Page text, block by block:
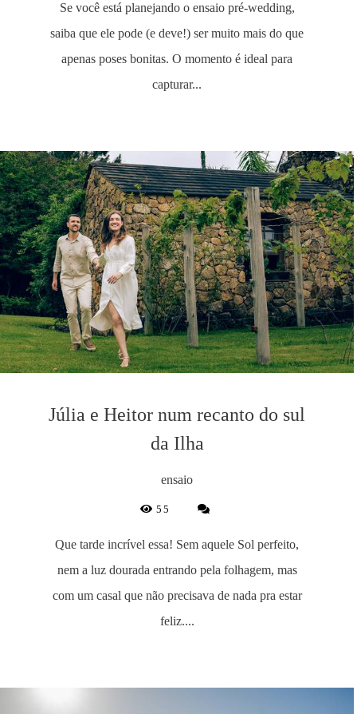
Se você está planejando o ensaio pré-wedding,
saiba que ele pode (e deve!) ser muito mais do que
apenas poses bonitas. O momento é ideal para
capturar...
Júlia e Heitor num recanto do sul
da Ilha
ensaio
55
Que tarde incrível essa! Sem aquele Sol perfeito,
nem a luz dourada entrando pela folhagem, mas
com um casal que não precisava de nada pra estar
feliz....